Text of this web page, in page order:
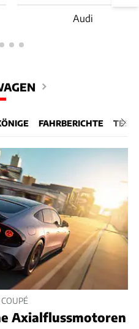
Audi
FAHRBERICHTE TESTS
Axialflussmotoren